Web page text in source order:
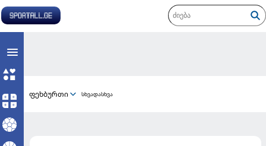
ფეხბურთი სხვადასხვა